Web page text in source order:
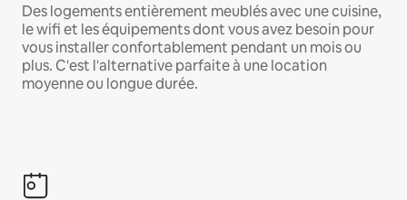
Des logements entièrement meublés avec une cuisine,
le wifi et les équipements dont vous avez besoin pour
vous installer confortablement pendant un mois ou
plus. C'est l'alternative parfaite à une location
moyenne ou longue durée.